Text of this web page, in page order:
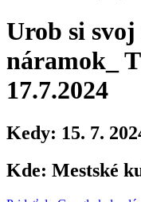
Urob si
náramok_
17.7.2024
Kedy: 15. 7.
Kde: Mestské